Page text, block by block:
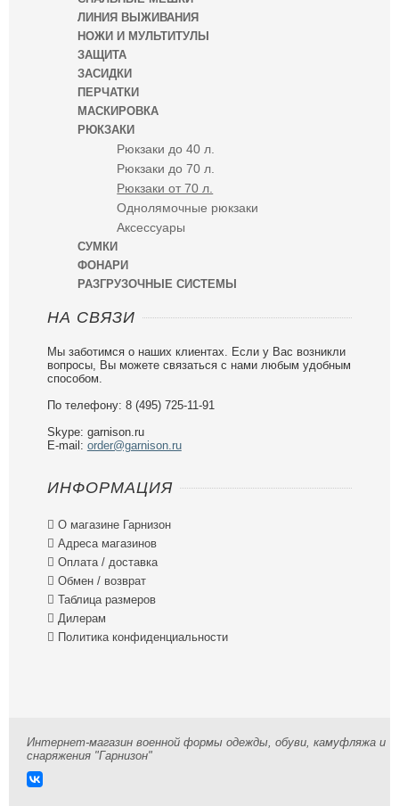
ЛИНИЯ ВЫЖИВАНИЯ
НОЖИ И МУЛЬТИТУЛЫ
ЗАЩИТА
ЗАСИДКИ
ПЕРЧАТКИ
МАСКИРОВКА
РЮКЗАКИ
Рюкзаки до 40 л.
Рюкзаки до 70 л.
Рюкзаки от 70 л.
Однолямочные рюкзаки
Аксессуары
СУМКИ
ФОНАРИ
РАЗГРУЗОЧНЫЕ СИСТЕМЫ
НА СВЯЗИ
Мы заботимся о наших клиентах. Если у Вас возникли
вопросы, Вы можете связаться с нами любым удобным
способом.
По телефону: 8 (495) 725-11-91
Skype: garnison.ru
E-mail: order@garnison.ru
ИНФОРМАЦИЯ
 О магазине Гарнизон
 Адреса магазинов
 Оплата / доставка
 Обмен / возврат
 Таблица размеров
 Дилерам
 Политика конфиденциальности
Интернет-магазин военной формы одежды, обуви, камуфляжа и
снаряжения "Гарнизон"